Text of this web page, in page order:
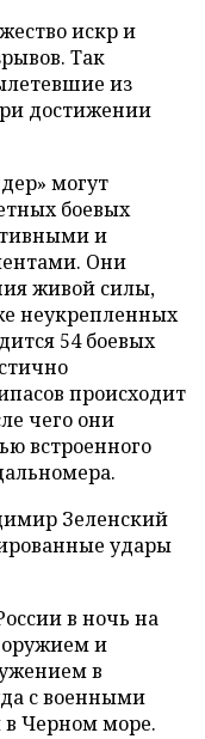
искр и
Так
из
достижении
могут
боевых
и
Они
живой силы,
неукрепленных
54 боевых
происходит
чего они
встроенного
Зеленский
удары
в ночь на
и
в
с военными
Черном море.